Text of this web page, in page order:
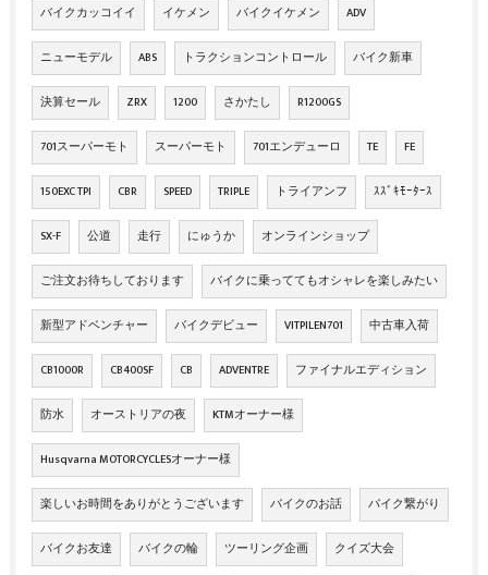
バイクカッコイイ イケメン バイクイケメン ADV
ニューモデル ABS トラクションコントロール バイク新車
決算セール ZRX 1200 さかたし R1200GS
701スーパーモト スーパーモト 701エンデューロ TE FE
150EXC TPI CBR SPEED TRIPLE トライアンフ ｽｽﾞｷﾓｰﾀｰｽ
SX-F 公道 走行 にゅうか オンラインショップ
ご注文お待ちしております バイクに乗っててもオシャレを楽しみたい
新型アドベンチャー バイクデビュー VITPILEN701 中古車入荷
CB1000R CB400SF CB ADVENTRE ファイナルエディション
防水 オーストリアの夜 KTMオーナー様
Husqvarna MOTORCYCLESオーナー様
楽しいお時間をありがとうございます バイクのお話 バイク繋がり
バイクお友達 バイクの輪 ツーリング企画 クイズ大会